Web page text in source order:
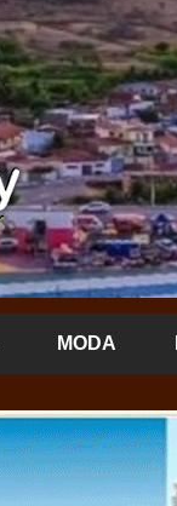
MODA